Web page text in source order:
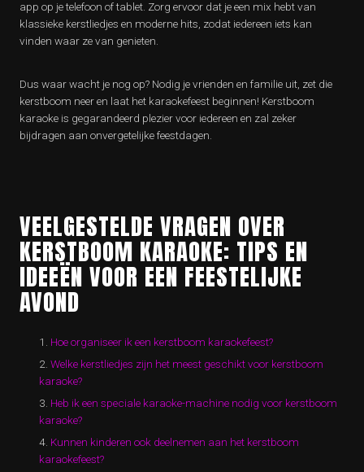
app op je telefoon of tablet. Zorg ervoor dat je een mix hebt van
klassieke kerstliedjes en moderne hits, zodat iedereen iets kan
vinden waar ze van genieten.
Dus waar wacht je nog op? Nodig je vrienden en familie uit, zet die
kerstboom neer en laat het karaokefeest beginnen! Kerstboom
karaoke is gegarandeerd plezier voor iedereen en zal zeker
bijdragen aan onvergetelijke feestdagen.
VEELGESTELDE VRAGEN OVER
KERSTBOOM KARAOKE: TIPS EN
IDEEËN VOOR EEN FEESTELIJKE
AVOND
Hoe organiseer ik een kerstboom karaokefeest?
Welke kerstliedjes zijn het meest geschikt voor kerstboom
karaoke?
Heb ik een speciale karaoke-machine nodig voor kerstboom
karaoke?
Kunnen kinderen ook deelnemen aan het kerstboom
karaokefeest?